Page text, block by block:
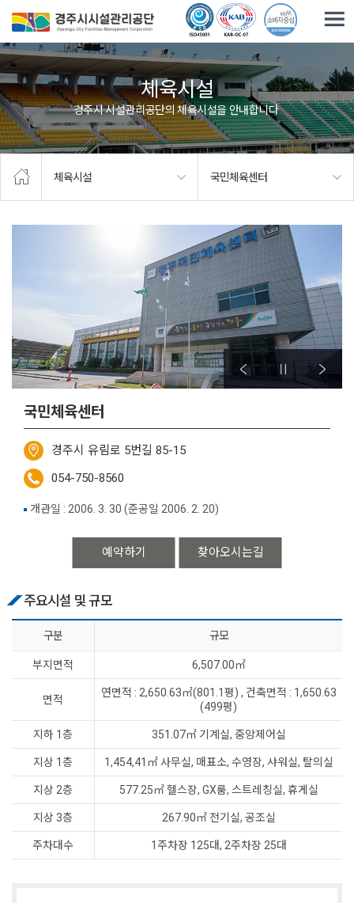
체육시설
경주시 시설관리공단의 체육시설을 안내합니다.
체육시설 국민체육센터
국민체육센터
경주시 유림로 5번길 85-15
054-750-8560
예약하기 찾아오시는길
개관일 : 2006. 3. 30 (준공일 2006. 2. 20)
주요시설 및 규모
구분 규모
부지면적 6,507.00㎡
면적
연면적 : 2,650.63㎡(801.1평) , 건축면적 : 1,650.63
(499평)
지하 1층 351.07㎡ 기계실, 중앙제어실
지상 1층 1,454,41㎡ 사무실, 매표소, 수영장, 샤워실, 탈의실
지상 2층 577.25㎡ 헬스장, GX룸, 스트레칭실, 휴게실
지상 3층 267.90㎡ 전기실, 공조실
주차대수 1주차장 125대, 2주차장 25대